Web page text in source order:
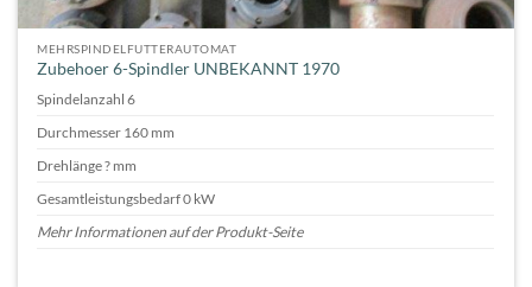
MEHRSPINDELFUTTERAUTOMAT
Zubehoer 6-Spindler UNBEKANNT 1970
Spindelanzahl 6
Durchmesser 160 mm
Drehlänge ? mm
Gesamtleistungsbedarf 0 kW
Mehr Informationen auf der Produkt-Seite